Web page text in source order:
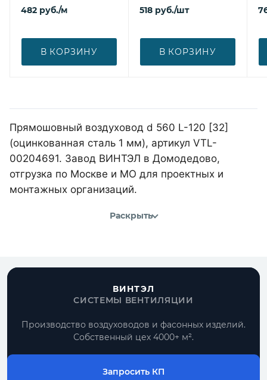
482 руб./м
В КОРЗИНУ
518 руб./шт
В КОРЗИНУ
Прямошовный воздуховод d 560 L-120 [32]
(оцинкованная сталь 1 мм), артикул VTL-
00204691. Завод ВИНТЭЛ в Домодедово,
отгрузка по Москве и МО для проектных и
монтажных организаций.
Раскрыть
ВИНТЭЛ
СИСТЕМЫ ВЕНТИЛЯЦИИ
Производство воздуховодов и фасонных изделий.
Собственный цех 4000+ м².
Запросить КП